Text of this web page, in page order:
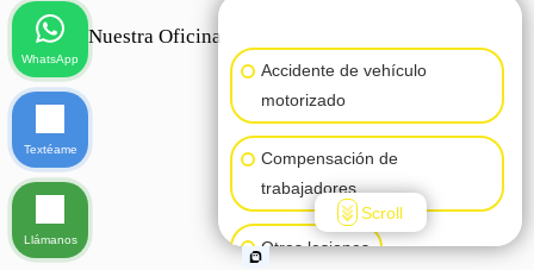
Nuestra Oficina
Accidente de vehículo
motorizado
Compensación de
trabajadores
Otras lesiones
Scroll
WhatsApp
Textéame
Llámanos